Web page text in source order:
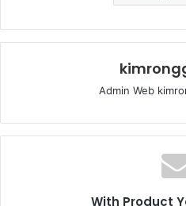
Admin Web
With Product